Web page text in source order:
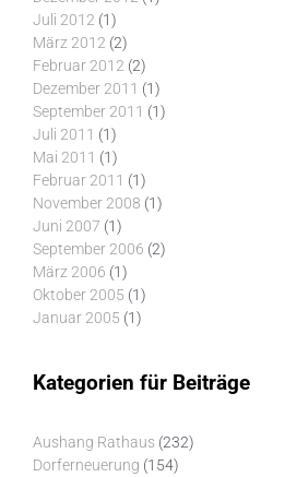
Juli 2012 (1)
März 2012 (2)
Februar 2012 (2)
Dezember 2011 (1)
September 2011 (1)
Juli 2011 (1)
Mai 2011 (1)
Februar 2011 (1)
November 2008 (1)
Juni 2007 (1)
September 2006 (2)
März 2006 (1)
Oktober 2005 (1)
Januar 2005 (1)
Kategorien für Beiträge
Aushang Rathaus (232)
Dorferneuerung (154)